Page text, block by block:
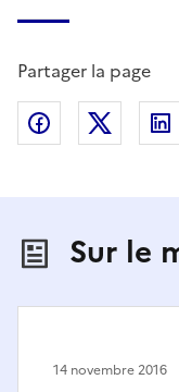
Partager la page
Partager sur
Sur le
14 novembre 2016